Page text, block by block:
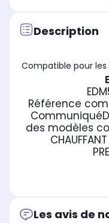
Description
Compatible pour
Référence
Communiqué
des modèles
CHAUFFANT
Les avis de